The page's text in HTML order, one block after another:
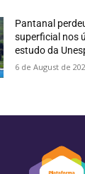
Pantanal
superficial nos
estudo da
6 de August de